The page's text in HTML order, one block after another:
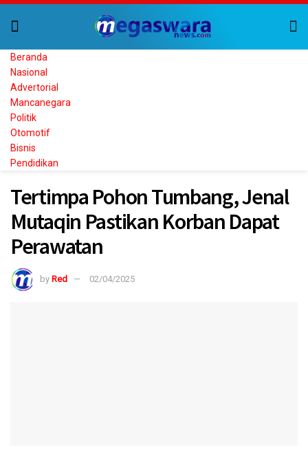
Beranda
Nasional
Advertorial
Mancanegara
Politik
Otomotif
Bisnis
Pendidikan
Tertimpa Pohon Tumbang, Jenal
Mutaqin Pastikan Korban Dapat
Perawatan
by Red 02/04/2025